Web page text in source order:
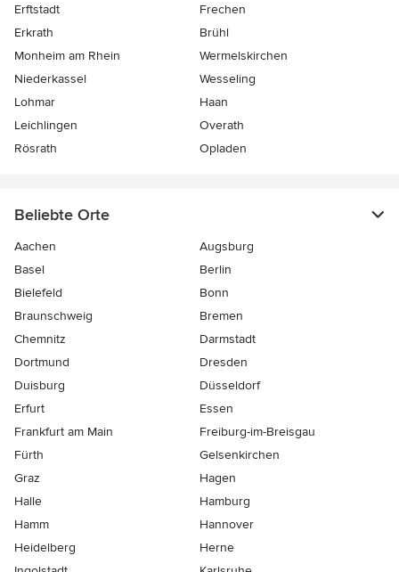
Erftstadt
Frechen
Erkrath
Brühl
Monheim am Rhein
Wermelskirchen
Niederkassel
Wesseling
Lohmar
Haan
Leichlingen
Overath
Rösrath
Opladen
Beliebte Orte
Aachen
Augsburg
Basel
Berlin
Bielefeld
Bonn
Braunschweig
Bremen
Chemnitz
Darmstadt
Dortmund
Dresden
Duisburg
Düsseldorf
Erfurt
Essen
Frankfurt am Main
Freiburg-im-Breisgau
Fürth
Gelsenkirchen
Graz
Hagen
Halle
Hamburg
Hamm
Hannover
Heidelberg
Herne